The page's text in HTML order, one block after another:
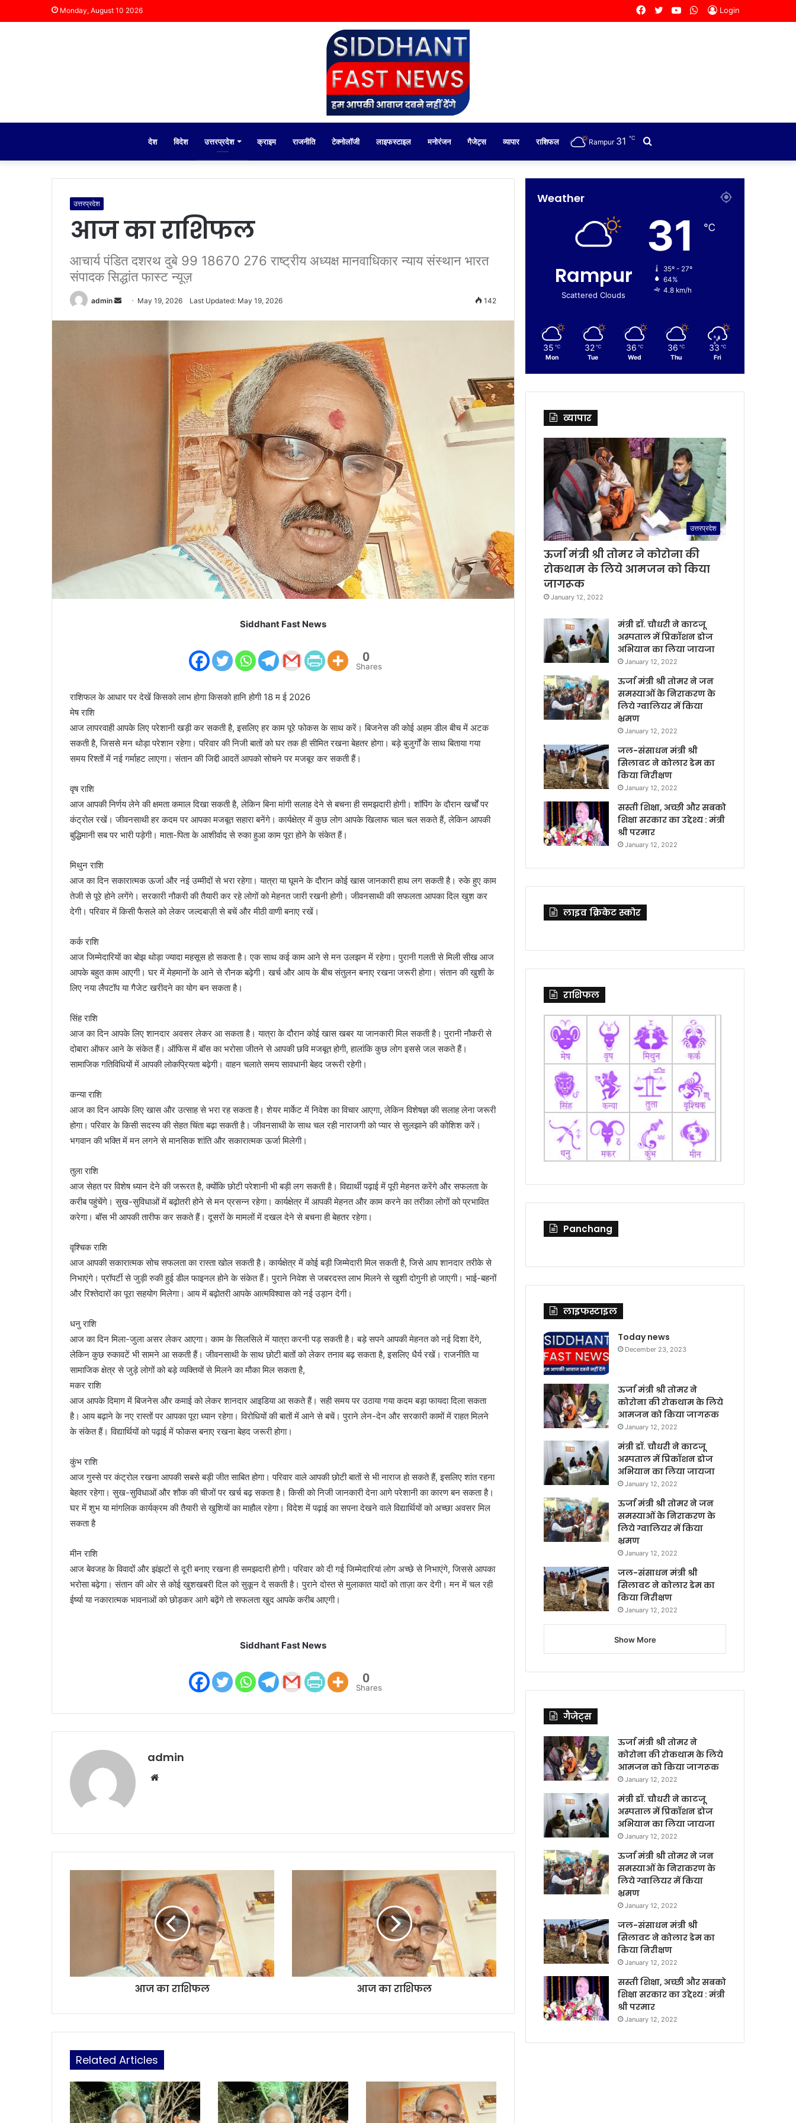
Monday, August 10 2026 Login
WhatsApp
YouTube
Twitter
Facebook
देश विदेश उत्तरप्रदेश क्राइम राजनीति टेक्नोलॉजी लाइफस्टाइल मनोरंजन गैजेट्स व्यापार राशिफल
for
Rampur 31 ℃
उत्तरप्रदेश
आज का राशिफल
आचार्य पंडित दशरथ दुबे 99 18670 276 राष्ट्रीय अध्यक्ष मानवाधिकार न्याय संस्थान भारत
संपादक सिद्धांत फास्ट न्यूज़
admin May 19, 2026 Last Updated: May 19, 2026 142
Siddhant Fast News
0
Shares
राशिफल के आधार पर देखें किसको लाभ होगा किसको हानि होगी 18 म ई 2026
मेष राशि
आज लापरवाही आपके लिए परेशानी खड़ी कर सकती है, इसलिए हर काम पूरे फोकस के साथ करें। बिजनेस की कोई अहम डील बीच में अटक
सकती है, जिससे मन थोड़ा परेशान रहेगा। परिवार की निजी बातों को घर तक ही सीमित रखना बेहतर होगा। बड़े बुजुर्गों के साथ बिताया गया
समय रिश्तों में नई गर्माहट लाएगा। संतान की जिद्दी आदतें आपको सोचने पर मजबूर कर सकती हैं।
वृष राशि
आज आपकी निर्णय लेने की क्षमता कमाल दिखा सकती है, लेकिन बिना मांगी सलाह देने से बचना ही समझदारी होगी। शॉपिंग के दौरान खर्चों पर
कंट्रोल रखें। जीवनसाथी हर कदम पर आपका मजबूत सहारा बनेंगे। कार्यक्षेत्र में कुछ लोग आपके खिलाफ चाल चल सकते हैं, लेकिन आपकी
बुद्धिमानी सब पर भारी पड़ेगी। माता-पिता के आशीर्वाद से रुका हुआ काम पूरा होने के संकेत हैं।
मिथुन राशि
आज का दिन सकारात्मक ऊर्जा और नई उम्मीदों से भरा रहेगा। यात्रा या घूमने के दौरान कोई खास जानकारी हाथ लग सकती है। रुके हुए काम
तेजी से पूरे होने लगेंगे। सरकारी नौकरी की तैयारी कर रहे लोगों को मेहनत जारी रखनी होगी। जीवनसाथी की सफलता आपका दिल खुश कर
देगी। परिवार में किसी फैसले को लेकर जल्दबाज़ी से बचें और मीठी वाणी बनाए रखें।
कर्क राशि
आज जिम्मेदारियों का बोझ थोड़ा ज्यादा महसूस हो सकता है। एक साथ कई काम आने से मन उलझन में रहेगा। पुरानी गलती से मिली सीख आज
आपके बहुत काम आएगी। घर में मेहमानों के आने से रौनक बढ़ेगी। खर्च और आय के बीच संतुलन बनाए रखना जरूरी होगा। संतान की खुशी के
लिए नया लैपटॉप या गैजेट खरीदने का योग बन सकता है।
सिंह राशि
आज का दिन आपके लिए शानदार अवसर लेकर आ सकता है। यात्रा के दौरान कोई खास खबर या जानकारी मिल सकती है। पुरानी नौकरी से
दोबारा ऑफर आने के संकेत हैं। ऑफिस में बॉस का भरोसा जीतने से आपकी छवि मजबूत होगी, हालांकि कुछ लोग इससे जल सकते हैं।
सामाजिक गतिविधियों में आपकी लोकप्रियता बढ़ेगी। वाहन चलाते समय सावधानी बेहद जरूरी रहेगी।
कन्या राशि
आज का दिन आपके लिए खास और उत्साह से भरा रह सकता है। शेयर मार्केट में निवेश का विचार आएगा, लेकिन विशेषज्ञ की सलाह लेना जरूरी
होगा। परिवार के किसी सदस्य की सेहत चिंता बढ़ा सकती है। जीवनसाथी के साथ चल रही नाराजगी को प्यार से सुलझाने की कोशिश करें।
भगवान की भक्ति में मन लगने से मानसिक शांति और सकारात्मक ऊर्जा मिलेगी।
तुला राशि
आज सेहत पर विशेष ध्यान देने की जरूरत है, क्योंकि छोटी परेशानी भी बड़ी लग सकती है। विद्यार्थी पढ़ाई में पूरी मेहनत करेंगे और सफलता के
करीब पहुंचेंगे। सुख-सुविधाओं में बढ़ोतरी होने से मन प्रसन्न रहेगा। कार्यक्षेत्र में आपकी मेहनत और काम करने का तरीका लोगों को प्रभावित
करेगा। बॉस भी आपकी तारीफ कर सकते हैं। दूसरों के मामलों में दखल देने से बचना ही बेहतर रहेगा।
वृश्चिक राशि
आज आपकी सकारात्मक सोच सफलता का रास्ता खोल सकती है। कार्यक्षेत्र में कोई बड़ी जिम्मेदारी मिल सकती है, जिसे आप शानदार तरीके से
निभाएंगे। प्रॉपर्टी से जुड़ी रुकी हुई डील फाइनल होने के संकेत हैं। पुराने निवेश से जबरदस्त लाभ मिलने से खुशी दोगुनी हो जाएगी। भाई-बहनों
और रिश्तेदारों का पूरा सहयोग मिलेगा। आय में बढ़ोतरी आपके आत्मविश्वास को नई उड़ान देगी।
धनु राशि
आज का दिन मिला-जुला असर लेकर आएगा। काम के सिलसिले में यात्रा करनी पड़ सकती है। बड़े सपने आपकी मेहनत को नई दिशा देंगे,
लेकिन कुछ रुकावटें भी सामने आ सकती हैं। जीवनसाथी के साथ छोटी बातों को लेकर तनाव बढ़ सकता है, इसलिए धैर्य रखें। राजनीति या
सामाजिक क्षेत्र से जुड़े लोगों को बड़े व्यक्तियों से मिलने का मौका मिल सकता है,
मकर राशि
आज आपके दिमाग में बिजनेस और कमाई को लेकर शानदार आइडिया आ सकते हैं। सही समय पर उठाया गया कदम बड़ा फायदा दिला सकता
है। आय बढ़ाने के नए रास्तों पर आपका पूरा ध्यान रहेगा। विरोधियों की बातों में आने से बचें। पुराने लेन-देन और सरकारी कामों में राहत मिलने
के संकेत हैं। विद्यार्थियों को पढ़ाई में फोकस बनाए रखना बेहद जरूरी होगा।
कुंभ राशि
आज गुस्से पर कंट्रोल रखना आपकी सबसे बड़ी जीत साबित होगा। परिवार वाले आपकी छोटी बातों से भी नाराज हो सकते हैं, इसलिए शांत रहना
बेहतर रहेगा। सुख-सुविधाओं और शौक की चीजों पर खर्च बढ़ सकता है। किसी को निजी जानकारी देना आगे परेशानी का कारण बन सकता है।
घर में शुभ या मांगलिक कार्यक्रम की तैयारी से खुशियों का माहौल रहेगा। विदेश में पढ़ाई का सपना देखने वाले विद्यार्थियों को अच्छा अवसर मिल
सकता है
मीन राशि
आज बेवजह के विवादों और झंझटों से दूरी बनाए रखना ही समझदारी होगी। परिवार को दी गई जिम्मेदारियां लोग अच्छे से निभाएंगे, जिससे आपका
भरोसा बढ़ेगा। संतान की ओर से कोई खुशखबरी दिल को सुकून दे सकती है। पुराने दोस्त से मुलाकात यादों को ताज़ा कर देगी। मन में चल रही
ईर्ष्या या नकारात्मक भावनाओं को छोड़कर आगे बढ़ेंगे तो सफलता खुद आपके करीब आएगी।
Siddhant Fast News
0
Shares
admin
i
आज का राशिफल आज का राशिफल
Related Articles
Weather
Rampur
Scattered Clouds
31 ℃
35º - 27º
64%
4.8 km/h
35 ℃
Mon
32 ℃
Tue
36 ℃
Wed
36 ℃
Thu
33 ℃
Fri
व्यापार
उत्तरप्रदेश
ऊर्जा मंत्री श्री तोमर ने कोरोना की
रोकथाम के लिये आमजन को किया
जागरूक
January 12, 2022
मंत्री डॉ. चौधरी ने काटजू
अस्पताल में प्रिकॉशन डोज
अभियान का लिया जायजा
January 12, 2022
ऊर्जा मंत्री श्री तोमर ने जन
समस्याओं के निराकरण के
लिये ग्वालियर में किया
भ्रमण
January 12, 2022
जल-संसाधन मंत्री श्री
सिलावट ने कोलार डेम का
किया निरीक्षण
January 12, 2022
सस्ती शिक्षा, अच्छी और सबको
शिक्षा सरकार का उद्देश्य : मंत्री
श्री परमार
January 12, 2022
लाइव क्रिकेट स्कोर
राशिफल
Panchang
लाइफस्टाइल
Today news
December 23, 2023
ऊर्जा मंत्री श्री तोमर ने
कोरोना की रोकथाम के लिये
आमजन को किया जागरूक
January 12, 2022
मंत्री डॉ. चौधरी ने काटजू
अस्पताल में प्रिकॉशन डोज
अभियान का लिया जायजा
January 12, 2022
ऊर्जा मंत्री श्री तोमर ने जन
समस्याओं के निराकरण के
लिये ग्वालियर में किया
भ्रमण
January 12, 2022
जल-संसाधन मंत्री श्री
सिलावट ने कोलार डेम का
किया निरीक्षण
January 12, 2022
Show More
गैजेट्स
ऊर्जा मंत्री श्री तोमर ने
कोरोना की रोकथाम के लिये
आमजन को किया जागरूक
January 12, 2022
मंत्री डॉ. चौधरी ने काटजू
अस्पताल में प्रिकॉशन डोज
अभियान का लिया जायजा
January 12, 2022
ऊर्जा मंत्री श्री तोमर ने जन
समस्याओं के निराकरण के
लिये ग्वालियर में किया
भ्रमण
January 12, 2022
जल-संसाधन मंत्री श्री
सिलावट ने कोलार डेम का
किया निरीक्षण
January 12, 2022
सस्ती शिक्षा, अच्छी और सबको
शिक्षा सरकार का उद्देश्य : मंत्री
श्री परमार
January 12, 2022